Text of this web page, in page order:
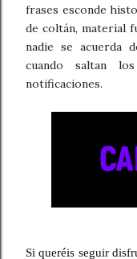
frases esconde
de coltán, material
nadie se acuerda
cuando saltan
notificaciones.
Si queréis seguir